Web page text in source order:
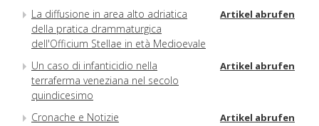
La diffusione in area alto adriatica
della pratica drammaturgica
dell'Officium Stellae in età Medioevale
Artikel abrufen
Un caso di infanticidio nella
terraferma veneziana nel secolo
quindicesimo
Artikel abrufen
Cronache e Notizie Artikel abrufen